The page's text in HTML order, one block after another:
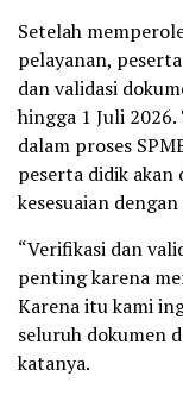
Setelah
pelayanan,
dan validasi
hingga 1 Juli
dalam proses
peserta didik
kesesuaian
“Verifikasi dan
penting karena
Karena itu kami
seluruh dokumen
katanya.